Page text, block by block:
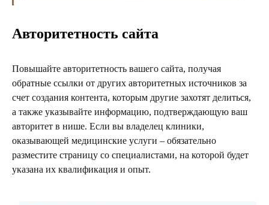
Авторитетность сайта
Повышайте авторитетность вашего сайта, получая
обратные ссылки от других авторитетных источников за
счет создания контента, которым другие захотят делиться,
а также указывайте информацию, подтверждающую ваш
авторитет в нише. Если вы владелец клиники,
оказывающей медицинские услуги – обязательно
разместите страницу со специалистами, на которой будет
указана их квалификация и опыт.